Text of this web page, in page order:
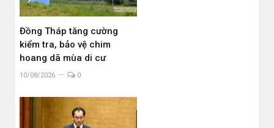
Đồng Tháp tăng cường
kiểm tra, bảo vệ chim
hoang dã mùa di cư
10/08/2026 0